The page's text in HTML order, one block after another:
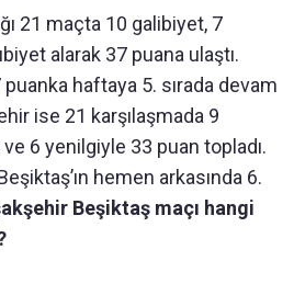
21 maçta 10 galibiyet, 7
alarak 37 puana ulaştı.
haftaya 5. sırada devam
ise 21 karşılaşmada 9
6 yenilgiyle 33 puan topladı.
hemen arkasında 6.
Beşiktaş maçı hangi